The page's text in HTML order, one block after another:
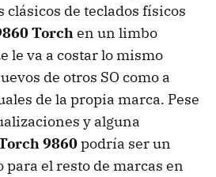
clásicos de teclados físicos
Torchen un limbo
le va a costar lo mismo
de otros SO como a
de la propia marca. Pese
y alguna
9860podría ser un
el resto de marcas en